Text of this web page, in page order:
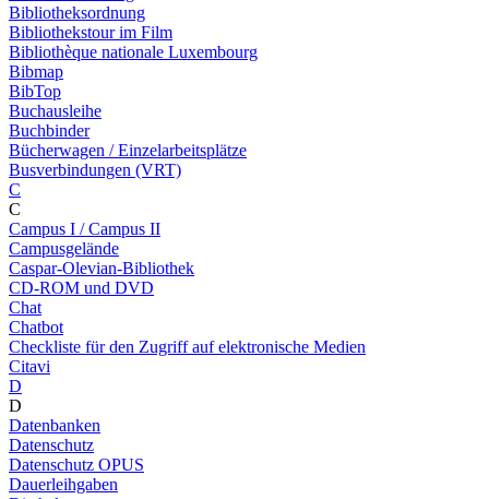
Bibliotheksordnung
Bibliothekstour im Film
Bibliothèque nationale Luxembourg
Bibmap
BibTop
Buchausleihe
Buchbinder
Bücherwagen / Einzelarbeitsplätze
Busverbindungen (VRT)
C
C
Campus I / Campus II
Campusgelände
Caspar-Olevian-Bibliothek
CD-ROM und DVD
Chat
Chatbot
Checkliste für den Zugriff auf elektronische Medien
Citavi
D
D
Datenbanken
Datenschutz
Datenschutz OPUS
Dauerleihgaben